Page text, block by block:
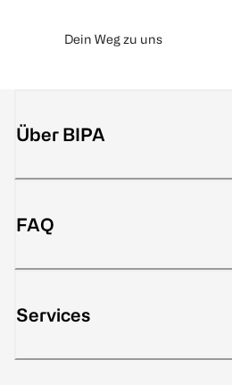
Dein Weg zu uns
Über BIPA
FAQ
Services